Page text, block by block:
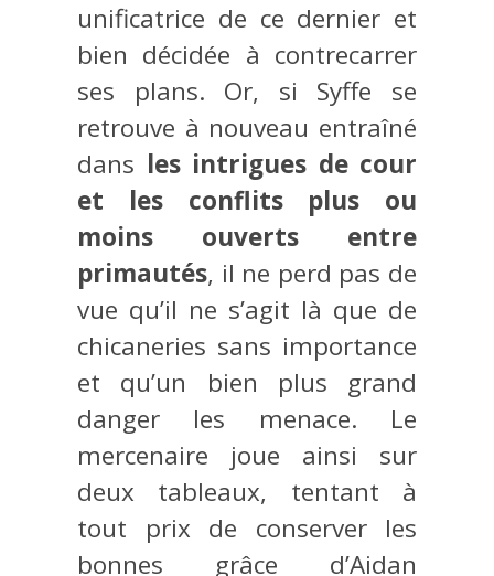
unificatrice de ce dernier et
bien décidée à contrecarrer
ses plans. Or, si Syffe se
retrouve à nouveau entraîné
dans les intrigues de cour
et les conflits plus ou
moins ouverts entre
primautés, il ne perd pas de
vue qu’il ne s’agit là que de
chicaneries sans importance
et qu’un bien plus grand
danger les menace. Le
mercenaire joue ainsi sur
deux tableaux, tentant à
tout prix de conserver les
bonnes grâce d’Aidan